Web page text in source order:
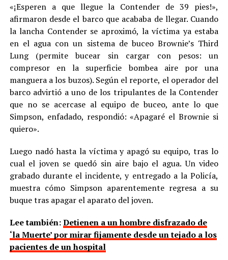
«¡Esperen a que llegue la Contender de 39 pies!»,
afirmaron desde el barco que acababa de llegar. Cuando
la lancha Contender se aproximó, la víctima ya estaba
en el agua con un sistema de buceo Brownie’s Third
Lung (permite bucear sin cargar con pesos: un
compresor en la superficie bombea aire por una
manguera a los buzos). Según el reporte, el operador del
barco advirtió a uno de los tripulantes de la Contender
que no se acercase al equipo de buceo, ante lo que
Simpson, enfadado, respondió: «Apagaré el Brownie si
quiero».
Luego nadó hasta la víctima y apagó su equipo, tras lo
cual el joven se quedó sin aire bajo el agua. Un video
grabado durante el incidente, y entregado a la Policía,
muestra cómo Simpson aparentemente regresa a su
buque tras apagar el aparato del joven.
Lee también:Detienen a un hombre disfrazado de
‘la Muerte’ por mirar fijamente desde un tejado a los
pacientes de un hospital